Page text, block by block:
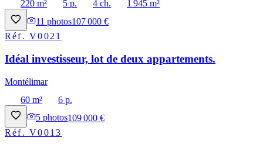
220 m²
5 p. 4 ch.
1 945 m²
11 photos107 000 €
Réf.V0021
Idéal investisseur, lot de deux appartements.
Montélimar
60 m²
6 p.
5 photos109 000 €
Réf.V0013